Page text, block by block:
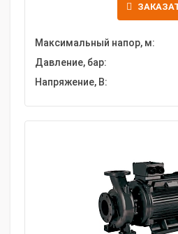
Максимальный напор, м:
Давление, бар:
Напряжение, В: